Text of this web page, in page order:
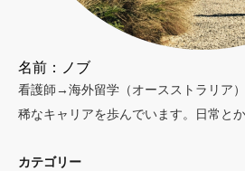
名前：ノブ
看護師→海外留学（オースストラリア
稀なキャリアを歩んでいます。日常とか
カテゴリー